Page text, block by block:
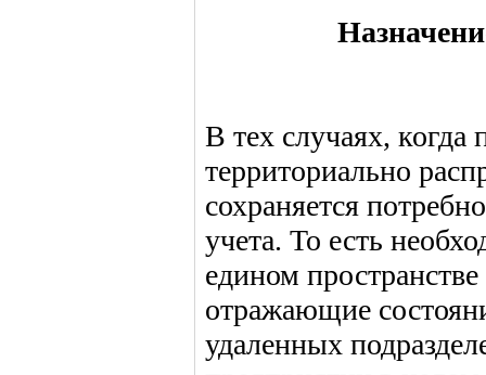
В тех случаях, когда
территориально
сохраняется
учета. То есть
едином
отражающие
удаленных